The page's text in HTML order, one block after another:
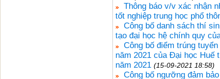
Thông báo v/v xác nhận
tốt nghiệp trung học phổ
Công bố danh sách thí
tạo đại học hệ chính quy
Công bố điểm trúng
năm 2021 của Đại học Huế
năm 2021 (15-09-2021 18:58)
Công bố ngưỡng đảm